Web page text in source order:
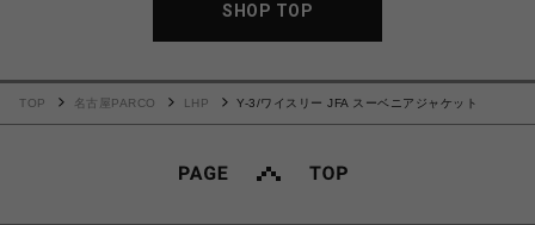
SHOP TOP
TOP 名古屋PARCO LHP Y-3/ワイスリー JFA スーベニアジャケット